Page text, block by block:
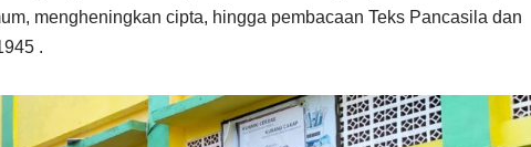
mengheningkan cipta, hingga pembacaan Teks Pancasila dan
.